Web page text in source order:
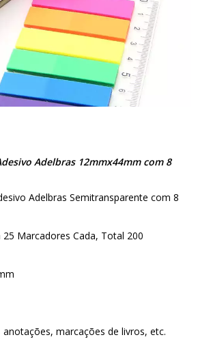
Adelbras 12mmx44mm com 8
Adelbras Semitransparente com 8
Marcadores Cada, Total 200
marcações de livros, etc.